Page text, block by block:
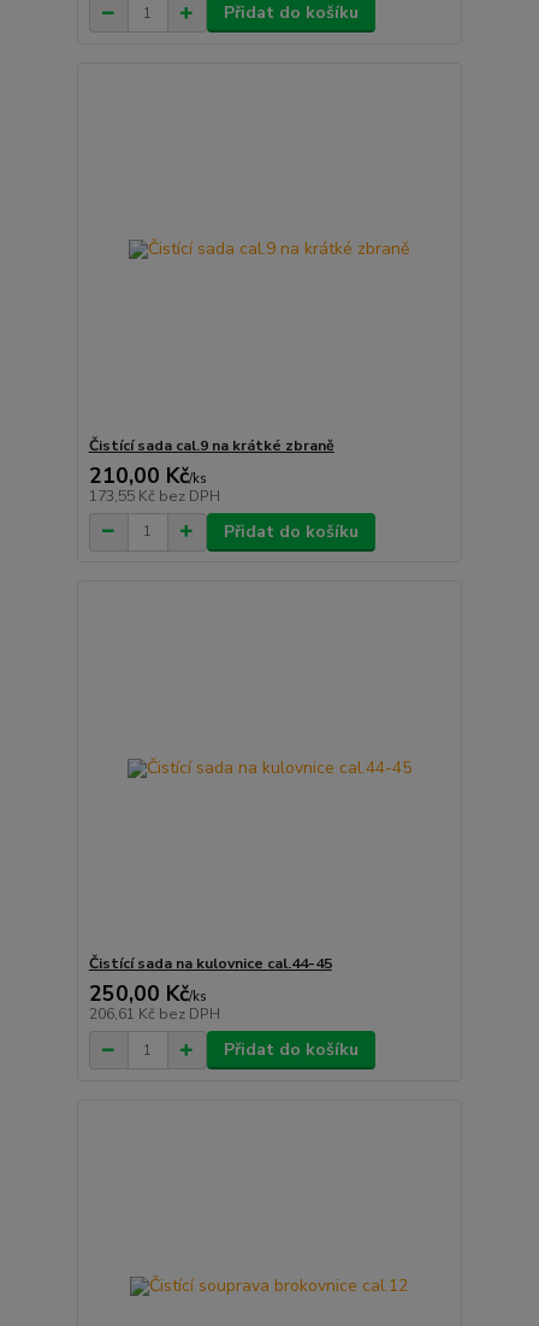
Přidat do košíku
Čistící sada cal.9 na krátké zbraně
210,00 Kč/ks
173,55 Kč bez DPH
Přidat do košíku
Čistící sada na kulovnice cal.44-45
250,00 Kč/ks
206,61 Kč bez DPH
Přidat do košíku